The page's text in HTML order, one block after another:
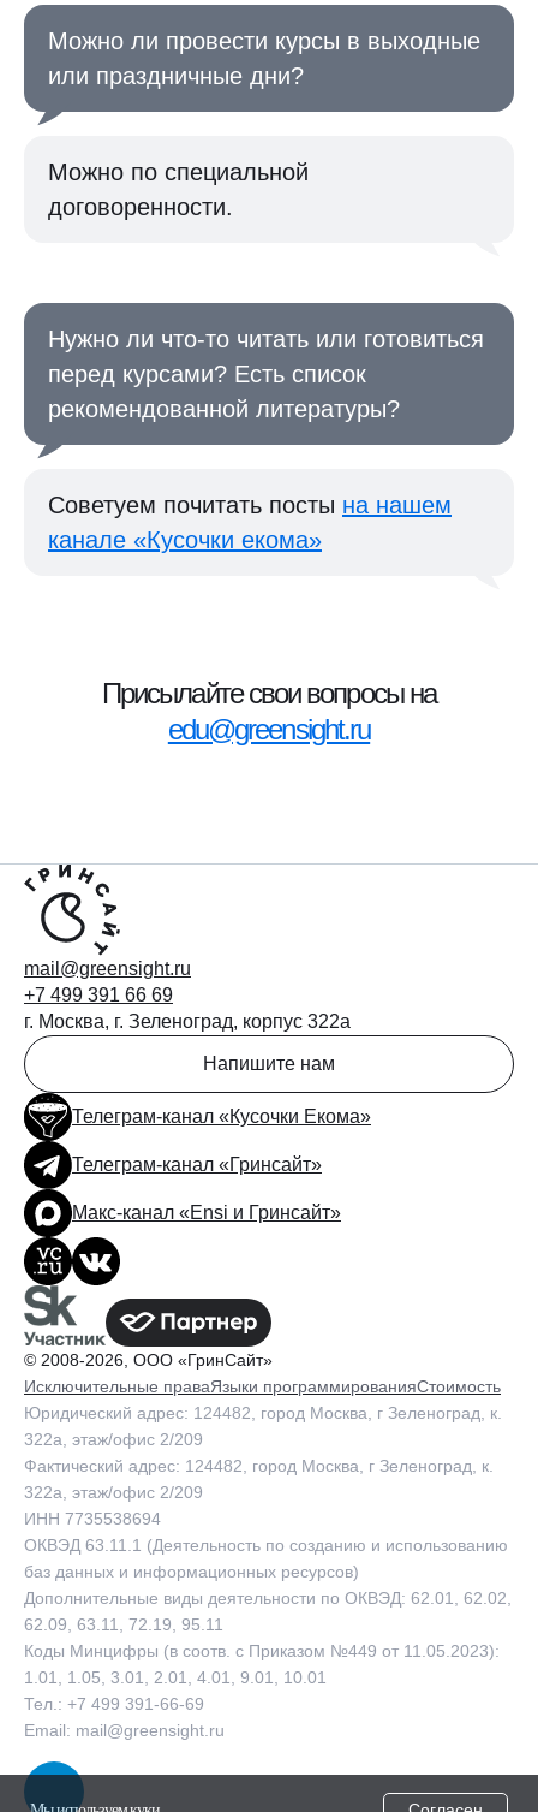
Можно ли провести курсы в выходные
или праздничные дни?
Можно по специальной
договоренности.
Нужно ли что-то читать или готовиться
перед курсами? Есть список
рекомендованной литературы?
Советуем почитать посты на нашем
канале «Кусочки екома»
Присылайте свои вопросы на
edu@greensight.ru
mail@greensight.ru
+7 499 391 66 69
г. Москва, г. Зеленоград, корпус 322а
Напишите нам
Телеграм-канал «Кусочки Екома»
Телеграм-канал «Гринсайт»
Макс-канал «Ensi и Гринсайт»
© 2008-2026, ООО «ГринСайт»
Исключительные праваЯзыки программированияСтоимость
Юридический адрес: 124482, город Москва, г Зеленоград, к.
322а, этаж/офис 2/209
Фактический адрес: 124482, город Москва, г Зеленоград, к.
322а, этаж/офис 2/209
ИНН 7735538694
ОКВЭД 63.11.1 (Деятельность по созданию и использованию
баз данных и информационных ресурсов)
Дополнительные виды деятельности по ОКВЭД: 62.01, 62.02,
62.09, 63.11, 72.19, 95.11
Коды Минцифры (в соотв. с Приказом №449 от 11.05.2023):
1.01, 1.05, 3.01, 2.01, 4.01, 9.01, 10.01
Тел.: +7 499 391-66-69
Email: mail@greensight.ru